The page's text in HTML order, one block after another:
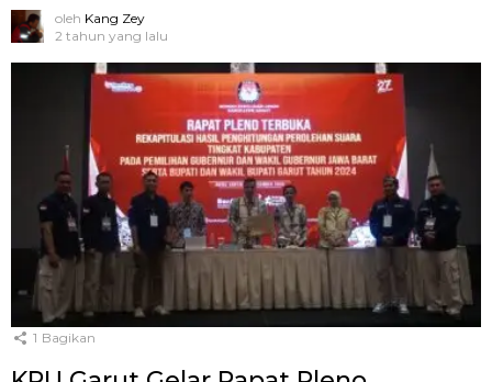
oleh Kang Zey
2 tahun yang lalu
1 Bagikan